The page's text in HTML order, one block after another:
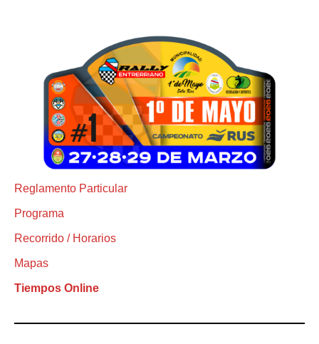
Reglamento Particular
Programa
Recorrido / Horarios
Mapas
Tiempos Online